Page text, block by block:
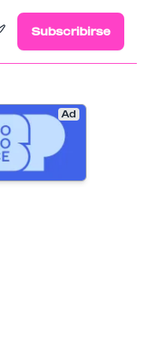
Subscribirse
Ad